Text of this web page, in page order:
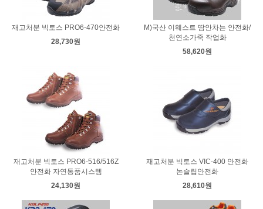
재고처분 빅토스 PRO6-470안전화
28,730원
M)국산 이웨스트 땀안차는 안전화/
천연소가죽 작업화
58,620원
재고처분 빅토스 PRO6-516/516Z
안전화 자연통품시스템
24,130원
재고처분 빅토스 VIC-400 안전화
논슬립안전화
28,610원